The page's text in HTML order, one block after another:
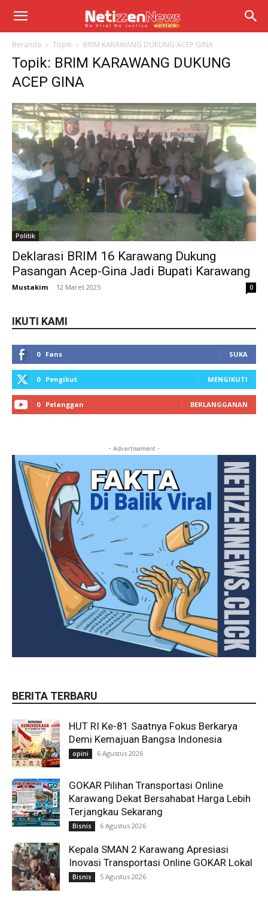
Beranda Topik BRIM KARAWANG DUKUNG ACEP GINA
Topik: BRIM KARAWANG DUKUNG
ACEP GINA
Politik
Deklarasi BRIM 16 Karawang Dukung
Pasangan Acep-Gina Jadi Bupati Karawang
Mustakim - 12 Maret 2025 0
IKUTI KAMI
0 Fans SUKA
0 Pengikut MENGIKUTI
0 Pelanggan BERLANGGANAN
- Advertisement -
BERITA TERBARU
HUT RI Ke-81 Saatnya Fokus Berkarya
Demi Kemajuan Bangsa Indonesia
opini 6 Agustus 2026
GOKAR Pilihan Transportasi Online
Karawang Dekat Bersahabat Harga Lebih
Terjangkau Sekarang
Bisnis 6 Agustus 2026
Kepala SMAN 2 Karawang Apresiasi
Inovasi Transportasi Online GOKAR Lokal
Bisnis 5 Agustus 2026